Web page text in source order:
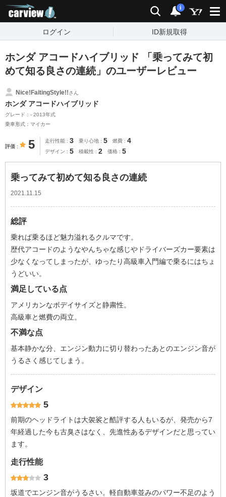
検索 通知
i
ログイン ID新規取得
ホンダ アコードハイブリッド 「乗ってみて初
めて知る良さの連続」のユーザーレビュー
Nice!FaitingStyle!!さん
ホンダ アコードハイブリッド
グレード：- 2013年式
乗車形式：マイカー
評価 5 走行性能 3 乗り心地 5 燃費 4
デザイン 5 積載性 2 価格 5
乗ってみて初めて知る良さの連続
2021.11.15
総評
乗れば乗るほど魅力溢れるクルマです。
歴代アコードのようなやんちゃな感じやドライバーズカー要素は
少なくなってしまったが、ゆったり高級車入門編で乗るにはちょ
うどいい。
満足している点
アメリカンなボデイサイズと静粛性。
高級車と燃費の両立。
不満な点
基本静かな分、エンジン動力に切り替わったあとのエンジン音が
うるさく感じてしまう。
デザイン
5
前期のヘッドライトは大袈裟と酷評する人もいるが、発売から7
年経過した今も古臭さはなく、先進性あるデザインだと思ってい
ます。
走行性能
3
坂道でエンジン音がうるさい。軽自動車並みのパワー不足のよう